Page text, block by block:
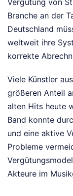
Branche an der
Deutschland
weltweit ihre
korrekte
Viele Künstler
größeren Anteil
alten Hits heute
Band konnte
und eine aktive
Probleme
Akteure im